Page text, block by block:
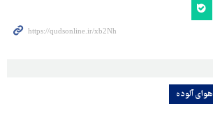
هوای آلوده